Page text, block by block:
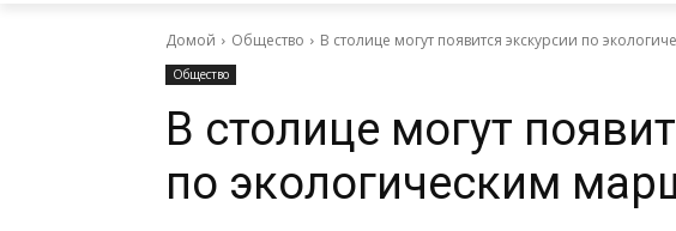
Домой Общество В столице могут появится экскурсии по
Общество
В столице могут
по экологическим